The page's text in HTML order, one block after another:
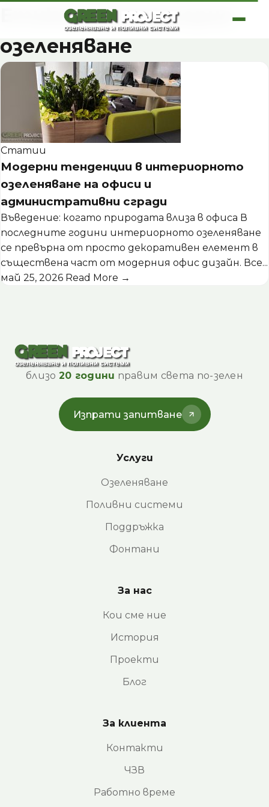
Етикет:интериорно
озеленяване
Статии
Модерни тенденции в интериорното
озеленяване на офиси и
административни сгради
Въведение: когато природата влиза в офиса В
последните години интериорното озеленяване
се превърна от просто декоративен елемент в
съществена част от модерния офис дизайн. Все...
май 25, 2026 Read More →
близо 20 години правим света по-зелен
Изпрати запитване
Услуги
Озеленяване
Поливни системи
Поддръжка
Фонтани
За нас
Кои сме ние
История
Проекти
Блог
За клиента
Контакти
ЧЗВ
Работно време